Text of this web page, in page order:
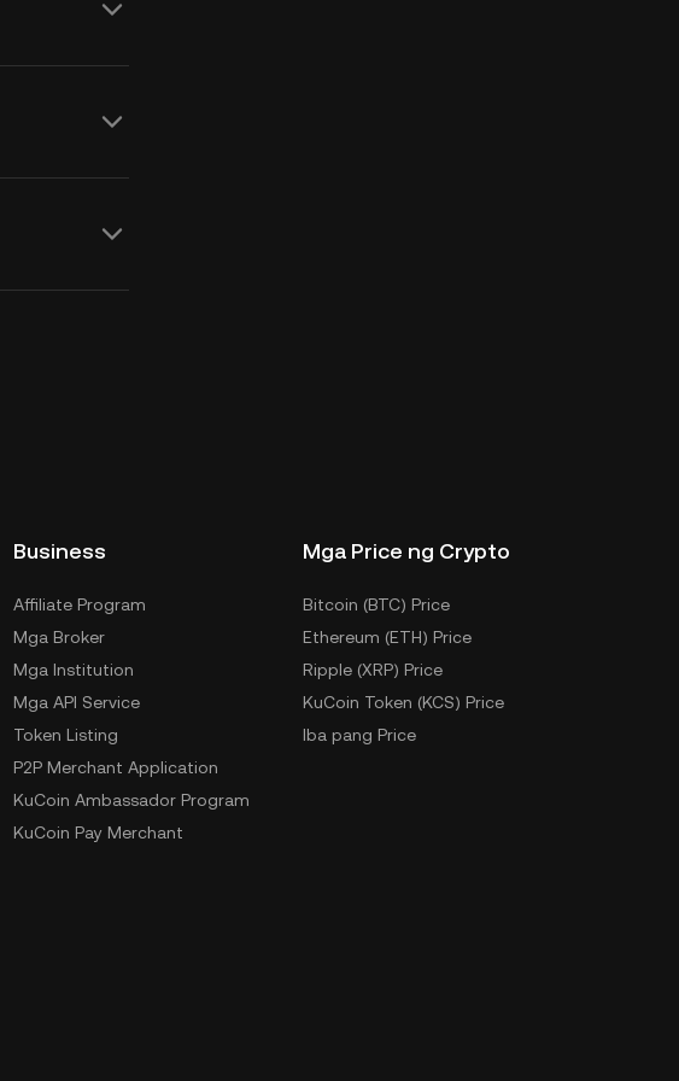
Business
Affiliate Program
Mga Broker
Mga Institution
Mga API Service
Token Listing
P2P Merchant Application
KuCoin Ambassador Program
KuCoin Pay Merchant
Mga Price ng Crypto
Bitcoin (BTC) Price
Ethereum (ETH) Price
Ripple (XRP) Price
KuCoin Token (KCS) Price
Iba pang Price